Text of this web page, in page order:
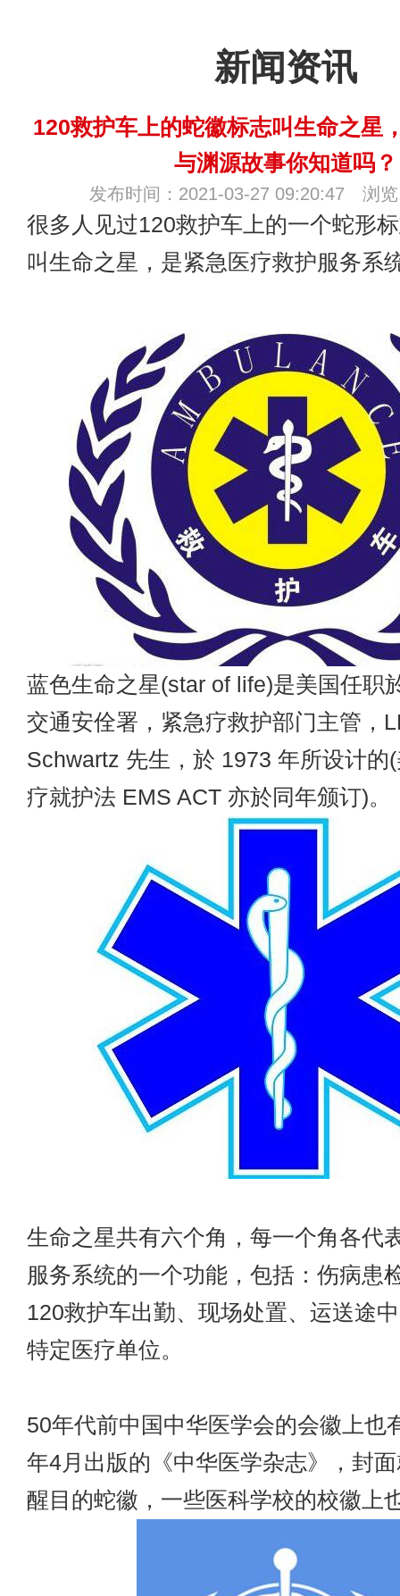
新闻资讯
120救护车上的蛇徽标志叫生命之星
与渊源故事你知道吗？
发布时间：2021-03-27 09:20:47 浏览
很多人见过120救护车 上的一个蛇形
叫生命之星，是紧急医疗救护服务系
蓝色生命之星(star of life)是美国任职
交通安佺署，紧急疗救护部门主管，
Schwartz 先生，於 1973 年所设计的
疗就护法 EMS ACT 亦於同年颁订)。
生命之星共有六个角，每一个角各代
服务系统的一个功能，包括：伤病患
120救护车出勤、现场处置、运送途
特定医疗单位。
50年代前中国中华医学会的会徽上也
年4月出版的《中华医学杂志》，封
醒目的蛇徽，一些医科学校的校徽上